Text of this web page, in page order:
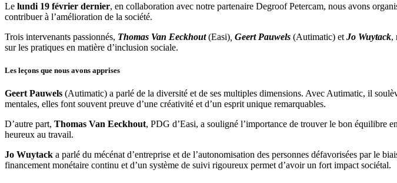
Le lundi 19 février dernier, en collaboration avec notre partenaire Degroof Petercam, nous avons
contribuer à l’amélioration de la société.
Trois intervenants passionnés, Thomas Van Eeckhout(Easi) Geert Pauwels (Autimatic) et Jo Wuytack,
sur les pratiques en matière d’inclusion sociale.
Les leçons que nous avons apprises
Geert Pauwels (Autimatic) a parlé de la diversité et de ses multiples dimensions. Avec Autimatic, il
mentales, elles font souvent preuve d’une créativité et d’un esprit unique remarquables.
D’autre part, Thomas Van Eeckhout, PDG d’Easi, a souligné l’importance de trouver le bon équilibre
heureux au travail.
Jo Wuytack a parlé du mécénat d’entreprise et de l’autonomisation des personnes défavorisées par le
financement monétaire continu et d’un système de suivi rigoureux permet d’avoir un fort impact sociétal.